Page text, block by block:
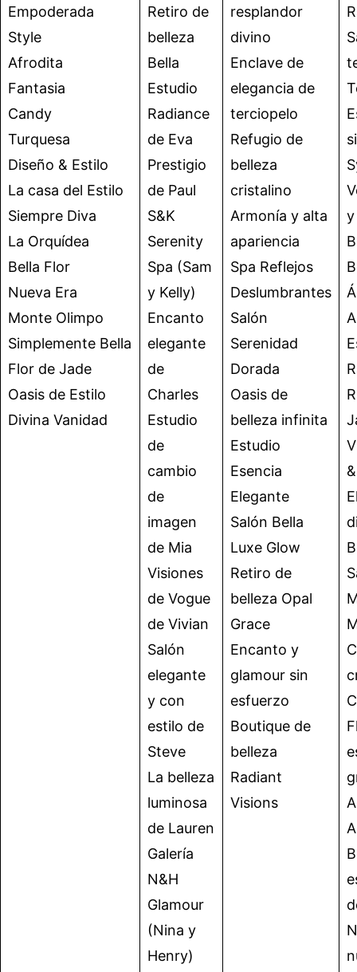
Empoderada
Style
Afrodita
Fantasia
Candy
Turquesa
Diseño & Estilo
La casa del Estilo
Siempre Diva
La Orquídea
Bella Flor
Nueva Era
Monte Olimpo
Simplemente Bella
Flor de Jade
Oasis de Estilo
Divina Vanidad
Retiro de
belleza
Bella
Estudio
Radiance
de Eva
Prestigio
de Paul
S&K
Serenity
Spa (Sam
y Kelly)
Encanto
elegante
de
Charles
Estudio
de
cambio
de
imagen
de Mia
Visiones
de Vogue
de Vivian
Salón
elegante
y con
estilo de
Steve
La belleza
luminosa
de Lauren
Galería
N&H
Glamour
(Nina y
Henry)
resplandor
divino
Enclave de
elegancia de
terciopelo
Refugio de
belleza
cristalino
Armonía y alta
apariencia
Spa Reflejos
Deslumbrantes
Salón
Serenidad
Dorada
Oasis de
belleza infinita
Estudio
Esencia
Elegante
Salón Bella
Luxe Glow
Retiro de
belleza Opal
Grace
Encanto y
glamour sin
esfuerzo
Boutique de
belleza
Radiant
Visions